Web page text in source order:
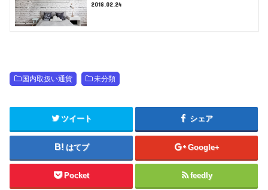
2018.02.24
国内取扱い通貨 未分類
ツイート シェア
はてブ Google+
Pocket feedly